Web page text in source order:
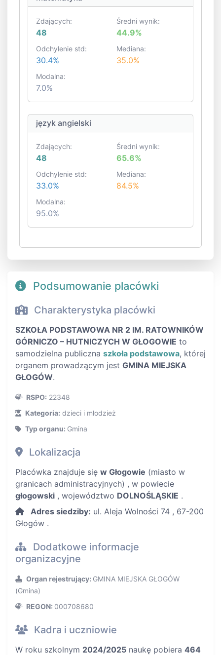
Zdających:
48
Średni wynik:
44.9%
Odchylenie std:
30.4%
Mediana:
35.0%
Modalna:
7.0%
język angielski
Zdających:
48
Średni wynik:
65.6%
Odchylenie std:
33.0%
Mediana:
84.5%
Modalna:
95.0%
Podsumowanie placówki
Charakterystyka placówki
SZKOŁA PODSTAWOWA NR 2 IM. RATOWNIKÓW
GÓRNICZO – HUTNICZYCH W GŁOGOWIE to
samodzielna publiczna szkoła podstawowa, której
organem prowadzącym jest GMINA MIEJSKA
GŁOGÓW.
RSPO: 22348
Kategoria: dzieci i młodzież
Typ organu: Gmina
Lokalizacja
Placówka znajduje się w Głogowie (miasto w
granicach administracyjnych) , w powiecie
głogowski , województwo DOLNOŚLĄSKIE .
Adres siedziby: ul. Aleja Wolności 74 , 67-200
Głogów .
Dodatkowe informacje
organizacyjne
Organ rejestrujący: GMINA MIEJSKA GŁOGÓW
(Gmina)
REGON: 000708680
Kadra i uczniowie
W roku szkolnym 2024/2025 naukę pobiera 464